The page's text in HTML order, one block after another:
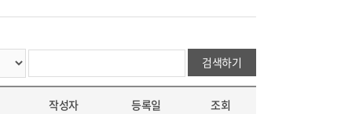
검색하기
작성자 등록일 조회